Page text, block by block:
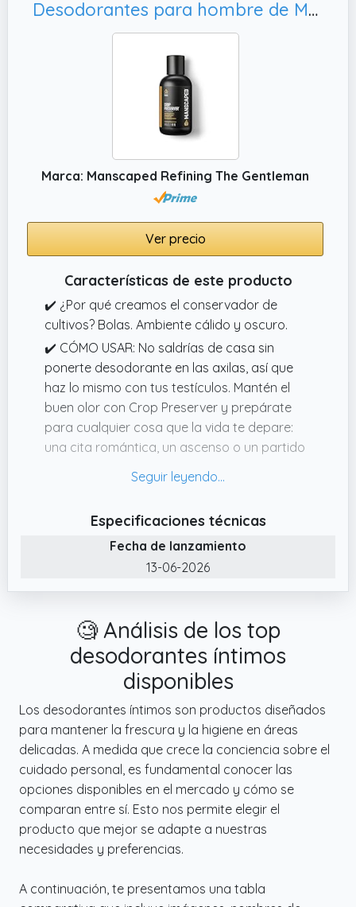
Desodorantes para hombre de MANSCAPED® The Crop Preserver®, 118 ml (1-Pack)
Marca: Manscaped Refining The Gentleman
Ver precio
Características de este producto
✔️ ¿Por qué creamos el conservador de
cultivos? Bolas. Ambiente cálido y oscuro.
✔️ CÓMO USAR: No saldrías de casa sin
ponerte desodorante en las axilas, así que
haz lo mismo con tus testículos. Mantén el
buen olor con Crop Preserver y prepárate
para cualquier cosa que la vida te depare:
una cita romántica, un ascenso o un partido
naturales, incluyendo almidón de tapioca,
triglicéridos caprílicos y cápricos y aloe para
calmar y proteger tus testículos. Ayuda a
mantenerlos limpios y con olor fresco.
bola hidratante te mantiene fresco e
hidratado. Esta es una fórmula de diseño
exclusivo para hombres, loción
antirrozaduras que cuenta con ingredientes
para ayudar a preservar la barrera esencial
de la piel y mantener la frescura durante
todo el día con un acabado aterciopelado.
✔️ MISIÓN: MANSCAPED creó su línea de
herramientas y productos para cuidar la
cara, el cuerpo y las partes importantes de
un hombre. Nuestros productos te ayudan a
mantenerte recortando, afeitando, limpiando
Especificaciones técnicas
Fecha de lanzamiento
13-06-2026
🧐 Análisis de los top
desodorantes íntimos
disponibles
Los desodorantes íntimos son productos diseñados
para mantener la frescura y la higiene en áreas
delicadas. A medida que crece la conciencia sobre el
cuidado personal, es fundamental conocer las
opciones disponibles en el mercado y cómo se
comparan entre sí. Esto nos permite elegir el
producto que mejor se adapte a nuestras
necesidades y preferencias.
A continuación, te presentamos una tabla